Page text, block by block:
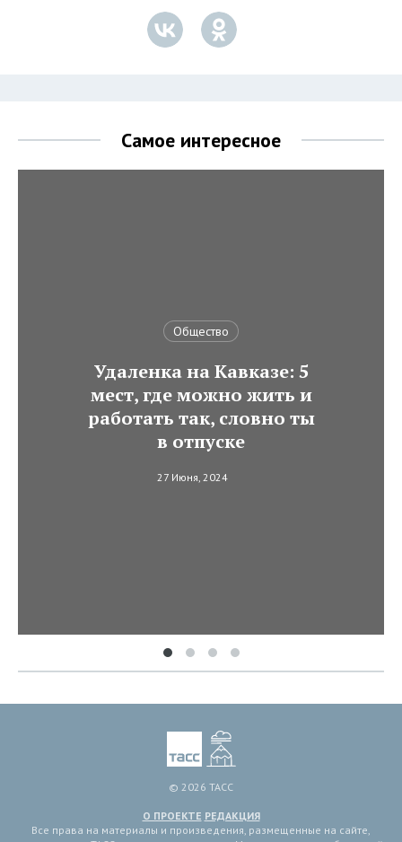
Самое интересное
Общество
Удаленка на Кавказе: 5
мест, где можно жить и
работать так, словно ты
в отпуске
27 Июня, 2024
© 2026 ТАСС
О ПРОЕКТЕ РЕДАКЦИЯ
Все права на материалы и произведения, размещенные на сайте,